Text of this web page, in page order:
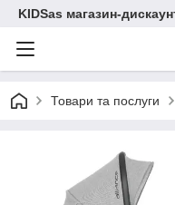
KIDSas магазин-
Товари та послуги